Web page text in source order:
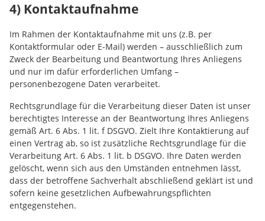
4) Kontaktaufnahme
Im Rahmen der Kontaktaufnahme mit uns (z.B. per
Kontaktformular oder E-Mail) werden – ausschließlich zum
Zweck der Bearbeitung und Beantwortung Ihres Anliegens
und nur im dafür erforderlichen Umfang –
personenbezogene Daten verarbeitet.
Rechtsgrundlage für die Verarbeitung dieser Daten ist unser
berechtigtes Interesse an der Beantwortung Ihres Anliegens
gemäß Art. 6 Abs. 1 lit. f DSGVO. Zielt Ihre Kontaktierung auf
einen Vertrag ab, so ist zusätzliche Rechtsgrundlage für die
Verarbeitung Art. 6 Abs. 1 lit. b DSGVO. Ihre Daten werden
gelöscht, wenn sich aus den Umständen entnehmen lässt,
dass der betroffene Sachverhalt abschließend geklärt ist und
sofern keine gesetzlichen Aufbewahrungspflichten
entgegenstehen.